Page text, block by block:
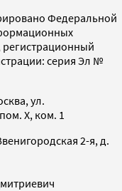
Федеральной
серия Эл №
ул.
X, ком. 1
2-я, д.